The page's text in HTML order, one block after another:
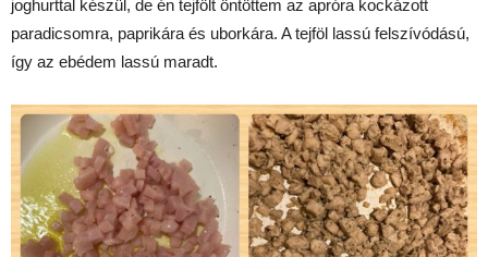
joghurttal készül, de én tejfölt öntöttem az apróra kockázott
paradicsomra, paprikára és uborkára. A tejföl lassú felszívódású,
így az ebédem lassú maradt.